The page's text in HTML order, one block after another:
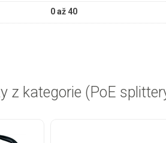
0 až 40
z kategorie (PoE